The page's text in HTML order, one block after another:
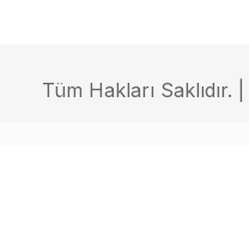
Tüm Hakları Saklıdır. |